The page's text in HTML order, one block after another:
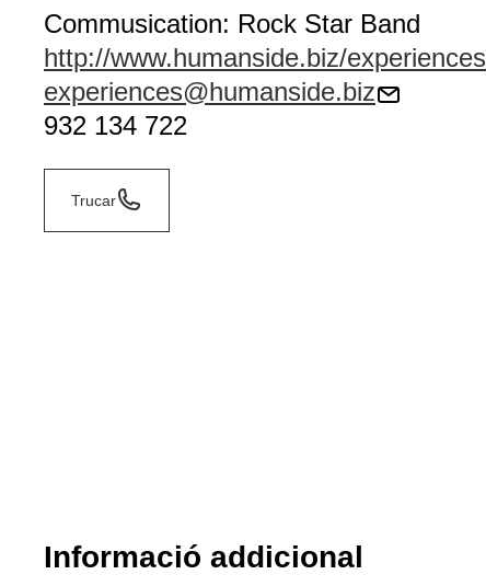
Commusication: Rock Star Band
http://www.humanside.biz/experiences
experiences@humanside.biz
932 134 722
Trucar
Informació addicional